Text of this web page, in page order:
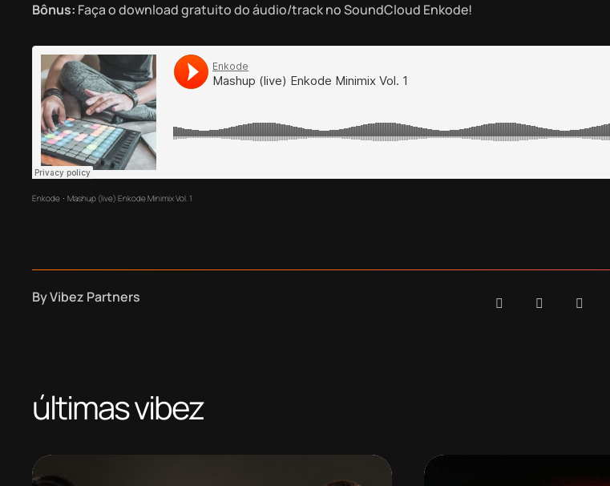
Bônus: Faça o download gratuito do áudio/track no SoundCloud Enkode!
Enkode · Mashup (live) Enkode Minimix Vol. 1
ByVibez Partners
últimas vibez